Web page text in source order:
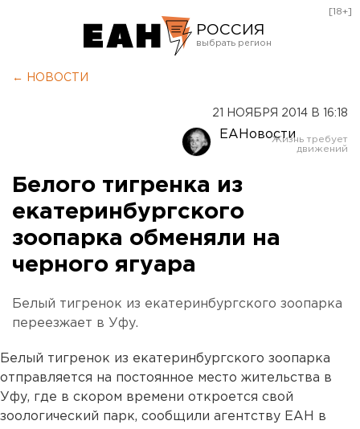
РОССИЯ
Оренбург
[18+]
← НОВОСТИ
21 НОЯБРЯ 2014 В 16:18
ЕАНовости
Белого тигренка из
екатеринбургского
зоопарка обменяли на
черного ягуара
Белый тигренок из екатеринбургского зоопарка
переезжает в Уфу.
Белый тигренок из екатеринбургского зоопарка
отправляется на постоянное место жительства в
Уфу, где в скором времени откроется свой
зоологический парк, сообщили агентству ЕАН в